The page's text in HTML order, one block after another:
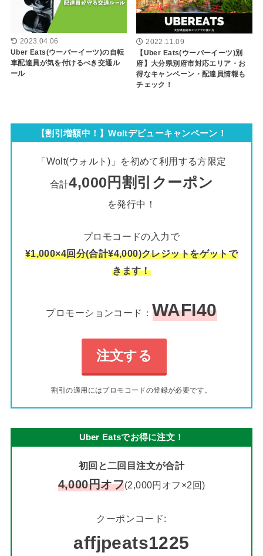
2023.04.06
Uber Eats(ウーバーイーツ)の自転
車配達員が気を付けるべき交通ル
ール
2022.11.09
【Uber Eats(ウーバーイーツ)別
府】大分県別府市対応エリア・お
得なキャンペーン・配達員情報も
チェック！
【割引増額中！】Woltデビューキャンペーン！
「Wolt(ウォルト)」を初めて利用する方限定
合計4,000円割引クーポン
を発行中！
プロモコードの入力で
¥1,000×4回分(合計¥4,000)クレジットをゲットで
きます！
プロモーションコード： WAFI40
注文する
割引の適用にはプロモコードの登録が必要です。
Uber Eatsでお得に注文！
初回と二回目注文が合計
4,000円オフ(2,000円オフ×2回)
クーポンコード:
affjpeats1225